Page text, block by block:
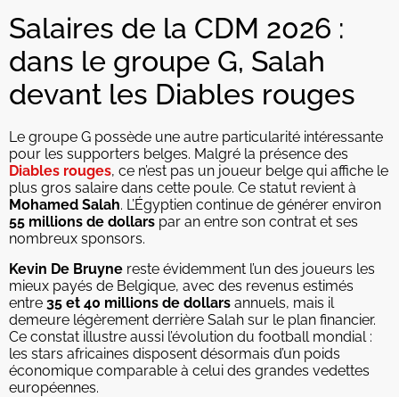
Salaires de la CDM 2026 :
dans le groupe G, Salah
devant les Diables rouges
Le groupe G possède une autre particularité intéressante
pour les supporters belges. Malgré la présence des
Diables rouges, ce n’est pas un joueur belge qui affiche le
plus gros salaire dans cette poule. Ce statut revient à
Mohamed Salah. L’Égyptien continue de générer environ
55 millions de dollars par an entre son contrat et ses
nombreux sponsors.
Kevin De Bruyne reste évidemment l’un des joueurs les
mieux payés de Belgique, avec des revenus estimés
entre 35 et 40 millions de dollars annuels, mais il
demeure légèrement derrière Salah sur le plan financier.
Ce constat illustre aussi l’évolution du football mondial :
les stars africaines disposent désormais d’un poids
économique comparable à celui des grandes vedettes
européennes.